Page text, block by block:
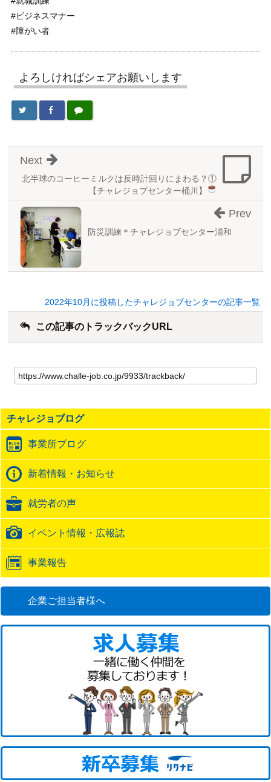
#ビジネスマナー
#障がい者
よろしければシェアお願いします
北半球のコーヒーミルクは反時計回りにまわる？①
【チャレジョブセンター桶川】
Next
防災訓練＊チャレジョブセンター浦和
Prev
2022年10月に投稿したチャレジョブセンターの記事一覧
この記事のトラックバックURL
の
記
の
ト
ッ
ク
バ
ッ
URL
チャレジョブログ
事業所ブログ
新着情報・お知らせ
就労者の声
イベント情報・広報誌
事業報告
企業ご担当者様へ